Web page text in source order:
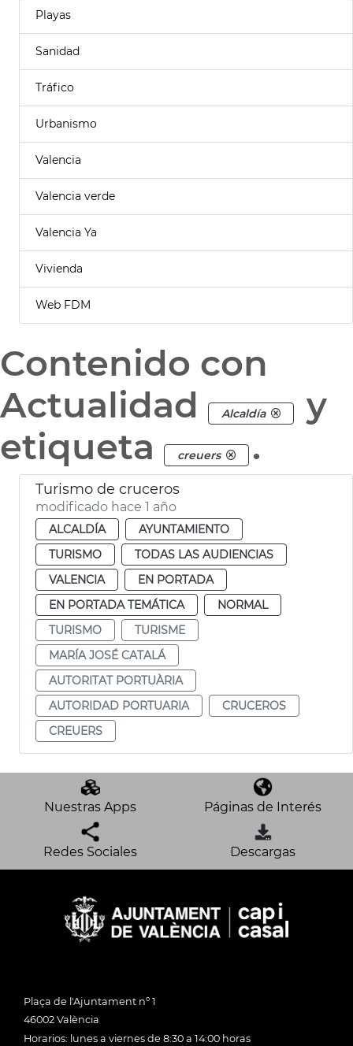
Playas
Sanidad
Tráfico
Urbanismo
Valencia
Valencia verde
Valencia Ya
Vivienda
Web FDM
Contenido con
Actualidad
Alcaldía
y
etiqueta
creuers .
Turismo de cruceros
modificado hace 1 año
ALCALDÍA
AYUNTAMIENTO
TURISMO
TODAS LAS AUDIENCIAS
VALENCIA
EN PORTADA
EN PORTADA TEMÁTICA
NORMAL
TURISMO
TURISME
MARÍA JOSÉ CATALÁ
AUTORITAT PORTUÀRIA
AUTORIDAD PORTUARIA
CRUCEROS
CREUERS
Nuestras Apps Páginas de Interés
Redes Sociales Descargas
Plaça de l'Ajuntament nº 1
46002 València
Horarios: lunes a viernes de 8:30 a 14:00 horas